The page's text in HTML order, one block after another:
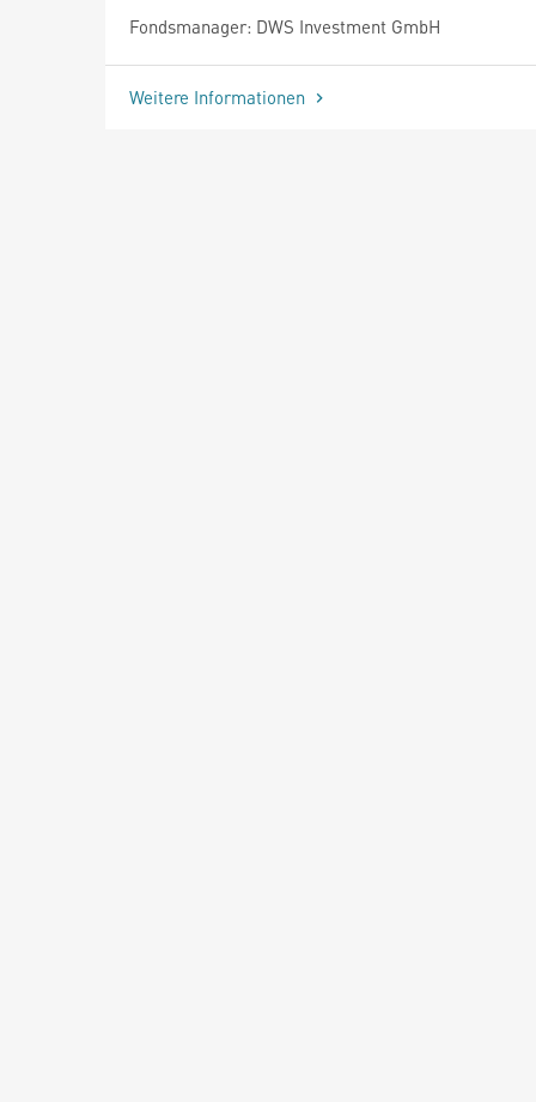
Fondsmanager: DWS Investment GmbH
Weitere Informationen